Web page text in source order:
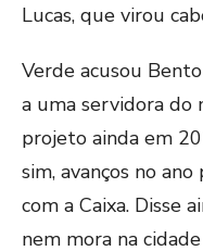
Lucas, que virou
Verde acusou
a uma servidora do
projeto ainda em
sim, avanços no
com a Caixa. Disse
nem mora na